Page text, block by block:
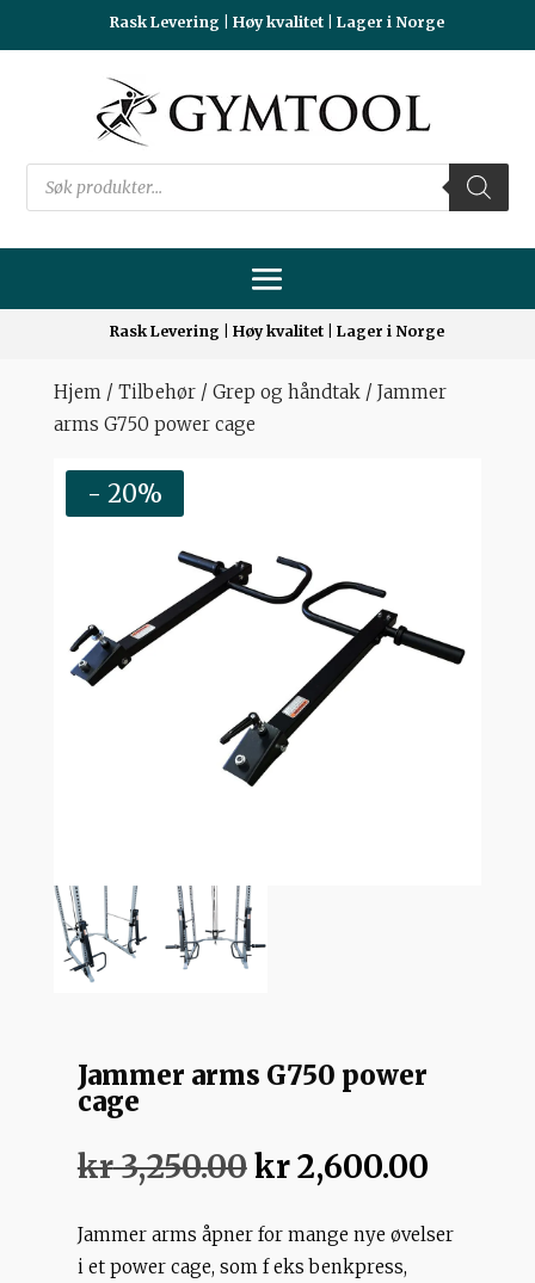
Rask Levering | Høy kvalitet | Lager i Norge
Products
search
Rask Levering | Høy kvalitet | Lager i Norge
Hjem/ Tilbehør/ Grep og håndtak/ Jammer
arms G750 power cage
- 20%
Jammer arms G750 power
cage
kr3,250.00Opprinnelig
var:
kr 3,250.00.
kr2,600.00
er:
Jammer arms åpner for mange nye øvelser
i et power cage, som f eks benkpress,